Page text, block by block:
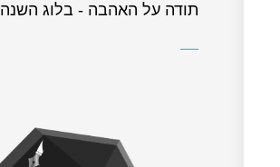
תודה על האהבה - בלוג השנה